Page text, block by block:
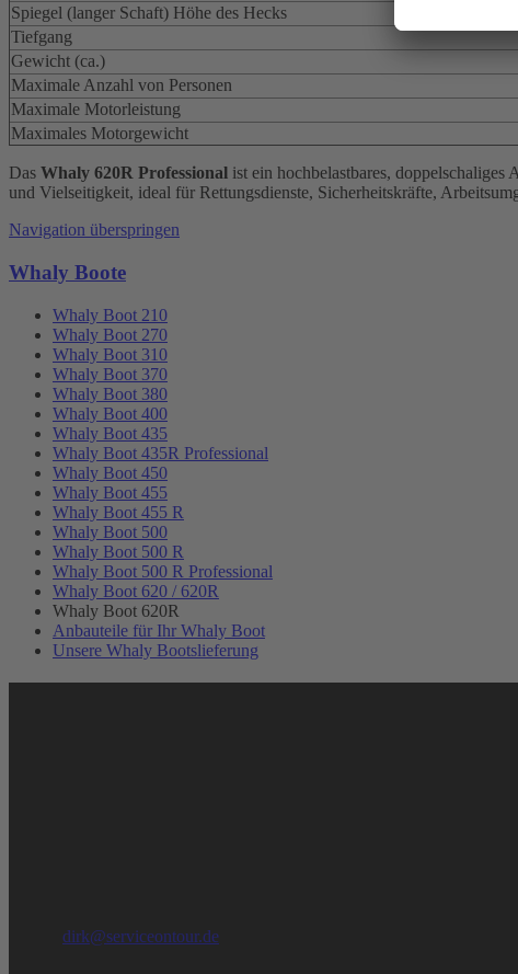
Spiegel (langer Schaft) Höhe des Hecks
Tiefgang
Gewicht (ca.)
Maximale Anzahl von Personen
Maximale Motorleistung
Maximales Motorgewicht
Das Whaly 620R Professional ist ein hochbelastbares,
und Vielseitigkeit, ideal für Rettungsdienste, Sicherheitskräfte,
Navigation überspringen
Whaly Boote
Whaly Boot 210
Whaly Boot 270
Whaly Boot 310
Whaly Boot 370
Whaly Boot 380
Whaly Boot 400
Whaly Boot 435
Whaly Boot 435R Professional
Whaly Boot 450
Whaly Boot 455
Whaly Boot 455 R
Whaly Boot 500
Whaly Boot 500 R
Whaly Boot 500 R Professional
Whaly Boot 620 / 620R
Whaly Boot 620R
Anbauteile für Ihr Whaly Boot
Unsere Whaly Bootslieferung
dirk@serviceontour.de